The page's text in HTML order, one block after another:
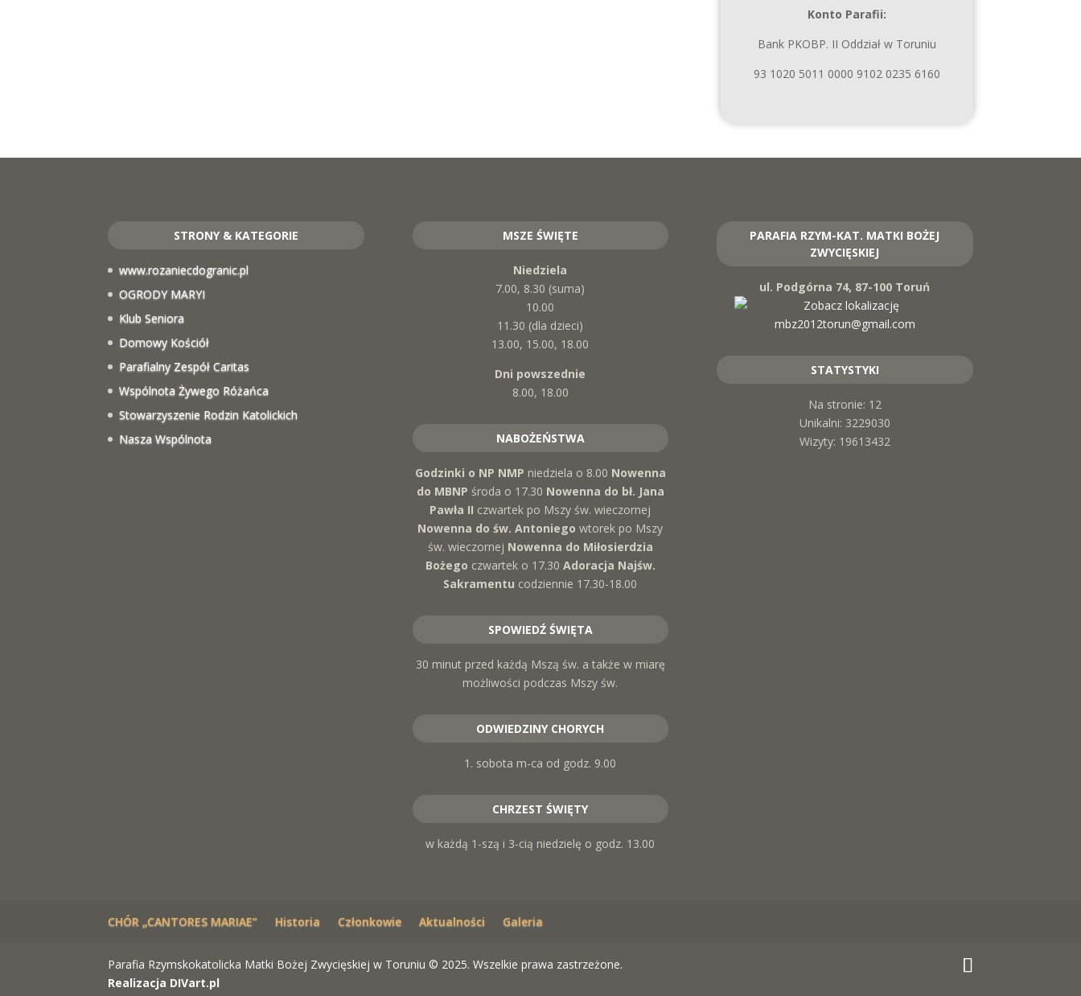
Konto Parafii:
Bank PKOBP. II Oddział w Toruniu
93 1020 5011 0000 9102 0235 6160
STRONY & KATEGORIE
www.rozaniecdogranic.pl
OGRODY MARYI
Klub Seniora
Domowy Kościół
Parafialny Zespół Caritas
Wspólnota Żywego Różańca
Stowarzyszenie Rodzin Katolickich
Nasza Wspólnota
MSZE ŚWIĘTE
Niedziela
7.00, 8.30 (suma)
10.00
11.30 (dla dzieci)
13.00, 15.00, 18.00
Dni powszednie
8.00, 18.00
NABOŻEŃSTWA
Godzinki o NP NMP niedziela o 8.00 Nowenna
do MBNP środa o 17.30 Nowenna do bł. Jana
Pawła II czwartek po Mszy św. wieczornej
Nowenna do św. Antoniegowtorek po Mszy
św. wieczornej Nowenna do Miłosierdzia
Bożego czwartek o 17.30 Adoracja Najśw.
Sakramentu codziennie 17.30-18.00
SPOWIEDŹ ŚWIĘTA
30 minut przed każdą Mszą św. a także w miarę
możliwości podczas Mszy św.
ODWIEDZINY CHORYCH
1. sobota m-ca od godz. 9.00
CHRZEST ŚWIĘTY
w każdą 1-szą i 3-cią niedzielę o godz. 13.00
PARAFIA RZYM-KAT. MATKI BOŻEJ
ZWYCIĘSKIEJ
ul. Podgórna 74, 87-100 Toruń
mbz2012torun@gmail.com
STATYSTYKI
Na stronie: 12
Unikalni: 3229030
Wizyty: 19613432
CHÓR „CANTORES MARIAE” Historia Członkowie Aktualności Galeria
Parafia Rzymskokatolicka Matki Bożej Zwycięskiej w Toruniu © 2025. Wszelkie prawa zastrzeżone.
Realizacja DIVart.pl